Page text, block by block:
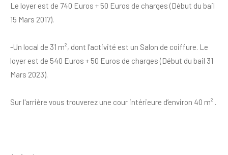
Le loyer est de 740 Euros + 50 Euros de charges (Début du bail
15 Mars 2017).
-Un local de 31 m², dont l'activité est un Salon de coiffure. Le
loyer est de 540 Euros + 50 Euros de charges (Début du bail 31
Mars 2023).
Sur l'arrière vous trouverez une cour intérieure d’environ 40 m² .